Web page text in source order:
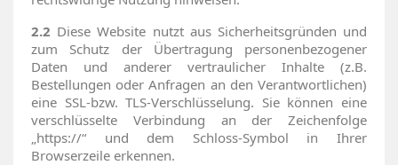
2.2 Diese Website nutzt aus Sicherheitsgründen und
zum Schutz der Übertragung personenbezogener
Daten und anderer vertraulicher Inhalte (z.B.
Bestellungen oder Anfragen an den Verantwortlichen)
eine SSL-bzw. TLS-Verschlüsselung. Sie können eine
verschlüsselte Verbindung an der Zeichenfolge
„https://“ und dem Schloss-Symbol in Ihrer
Browserzeile erkennen.